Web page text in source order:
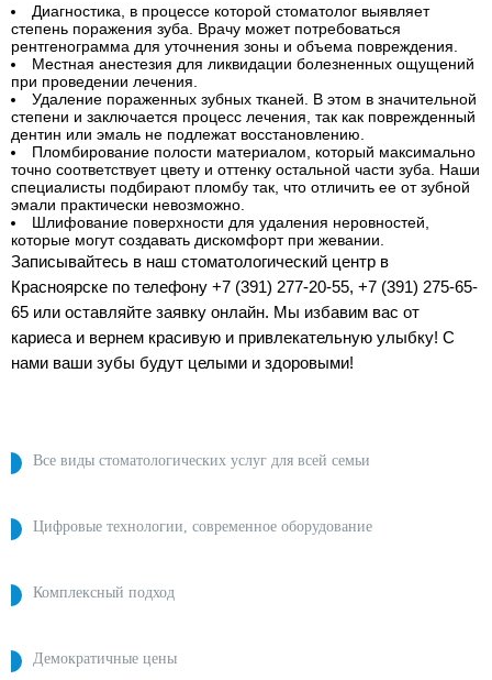
Диагностика, в процессе которой стоматолог выявляет
степень поражения зуба. Врачу может потребоваться
рентгенограмма для уточнения зоны и объема повреждения.
Местная анестезия для ликвидации болезненных ощущений
при проведении лечения.
Удаление пораженных зубных тканей. В этом в значительной
степени и заключается процесс лечения, так как поврежденный
дентин или эмаль не подлежат восстановлению.
Пломбирование полости материалом, который максимально
точно соответствует цвету и оттенку остальной части зуба. Наши
специалисты подбирают пломбу так, что отличить ее от зубной
эмали практически невозможно.
Шлифование поверхности для удаления неровностей,
которые могут создавать дискомфорт при жевании.
Записывайтесь в наш стоматологический центр в
Красноярске по телефону +7 (391) 277-20-55, +7 (391) 275-65-
65 или оставляйте заявку онлайн. Мы избавим вас от
кариеса и вернем красивую и привлекательную улыбку! С
нами ваши зубы будут целыми и здоровыми!
Все виды стоматологических услуг для всей семьи
Цифровые технологии, современное оборудование
Комплексный подход
Демократичные цены